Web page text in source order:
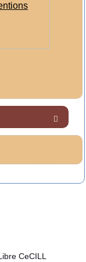

CeCILL